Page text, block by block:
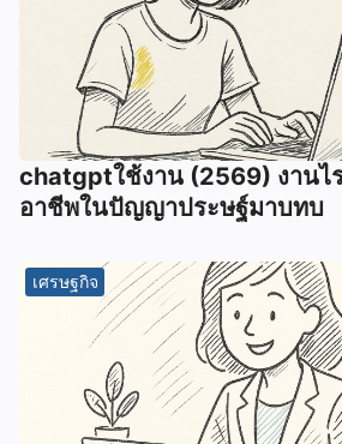
chatgptใช้งาน (2569) งาน
อาชีพในปัญญาประษฐ์มาบทบ
เศรษฐกิจ